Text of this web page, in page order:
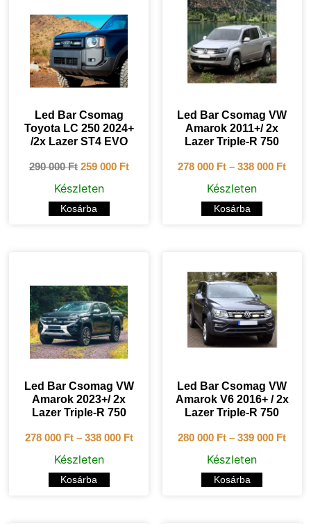
Led Bar Csomag
Toyota LC 250 2024+
/2x Lazer ST4 EVO
290 000Ft 259 000 Ft
Készleten
Kosárba
Led Bar Csomag VW
Amarok 2011+/ 2x
Lazer Triple-R 750
278 000 Ft –338 000 Ft
Készleten
Kosárba
Led Bar Csomag VW
Amarok 2023+/ 2x
Lazer Triple-R 750
278 000 Ft– 338 000 Ft
Készleten
Kosárba
Led Bar Csomag VW
Amarok V6 2016+ / 2x
Lazer Triple-R 750
280 000 Ft –339 000 Ft
Készleten
Kosárba